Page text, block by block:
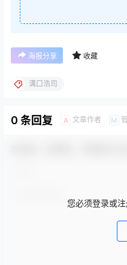
海报分享 收藏
溝口浩司
0 条回复 A 文章作者 M
您必须登录或